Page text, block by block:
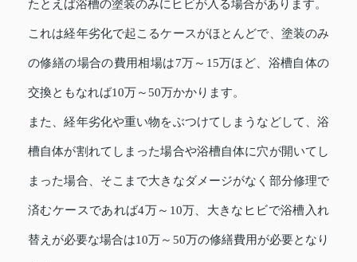
たとえば浴槽の塗装のみにヒビが入る場合があります。
これは経年劣化で起こるケースがほとんどで、塗装のみ
の修繕の場合の費用相場は7万～15万ほど、浴槽自体の
交換ともなれば10万～50万かかります。
また、経年劣化や重い物をぶつけてしまうなどして、浴
槽自体が割れてしまった場合や浴槽自体に穴が開いてし
まった場合、そこまで大きなダメージがなく部分修理で
済むケースであれば4万～10万、大きなヒビで浴槽入れ
替えが必要な場合は10万～50万の修繕費用が必要となり